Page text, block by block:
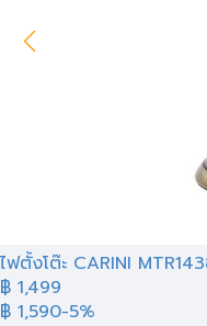
ไฟตั้งโต๊ะ CARINI
฿ 1,499
฿ 1,590-5%